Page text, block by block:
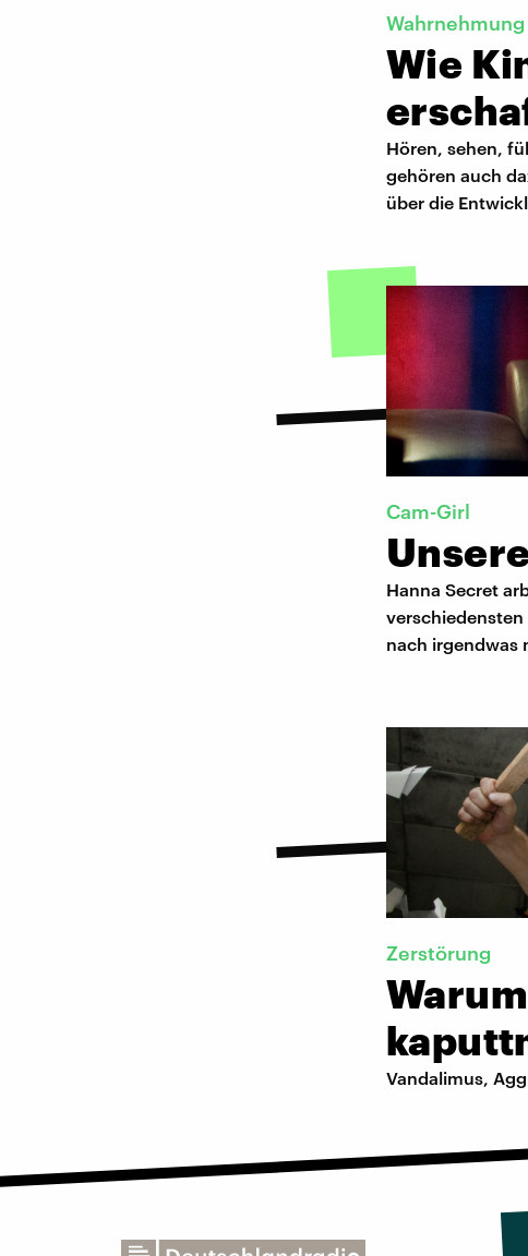
Wahrnehmung
Wie
Hören, sehen,
gehören auch
über die
Cam-Girl
Hanna Secret
nach irgendwas
Zerstörung
Vandalimus,